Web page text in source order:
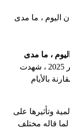
، ما مدى
اليوم ، السبت ، 8 فبراير 2025 ، شهدت
بالأيام
وتأثيرها على
قاله مختلف